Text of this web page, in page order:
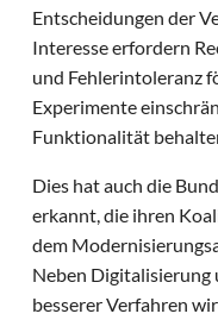
Entscheidungen der
Interesse erfordern
und Fehlerintoleranz
Experimente
Funktionalität
Dies hat auch die
erkannt, die ihren
dem
Neben Digitalisierung
besserer Verfahren